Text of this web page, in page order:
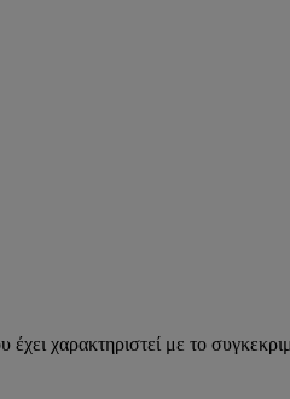
χαρακτηριστεί με το